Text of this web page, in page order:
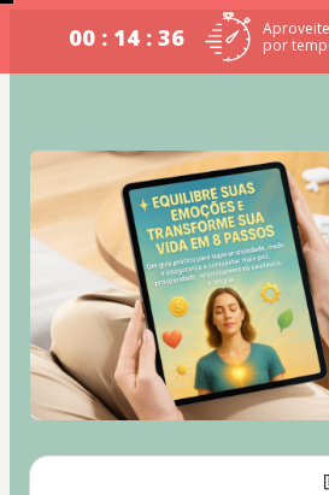
00 : 14 : 36
por